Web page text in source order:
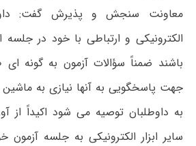
معاونت سنجش و پذیرش گفت:
الکترونیکی و ارتباطی با خود در جلسه
باشند ضمناً سؤالات آزمون به گونه
جهت پاسخگویی به آنها نیازی به
به داوطلبان توصیه می شود اکیداً
سایر ابزار الکترونیکی به جلسه آزمون